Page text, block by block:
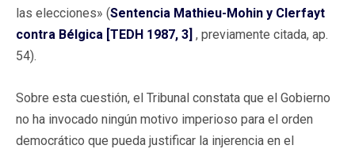
las elecciones» (Sentencia Mathieu-Mohin y Clerfayt
contra Bélgica [TEDH 1987, 3] , previamente citada, ap.
54).
Sobre esta cuestión, el Tribunal constata que el Gobierno
no ha invocado ningún motivo imperioso para el orden
democrático que pueda justificar la injerencia en el